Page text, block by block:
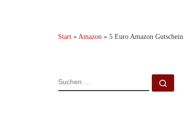
Start »Amazon » 5 Euro Amazon Gutschein
SUCHE